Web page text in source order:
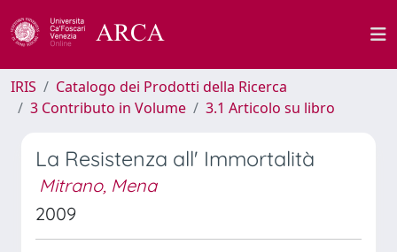
IRIS
Catalogo dei Prodotti della Ricerca
3 Contributo in Volume
3.1 Articolo su libro
La Resistenza all' Immortalità
Mitrano, Mena
2009